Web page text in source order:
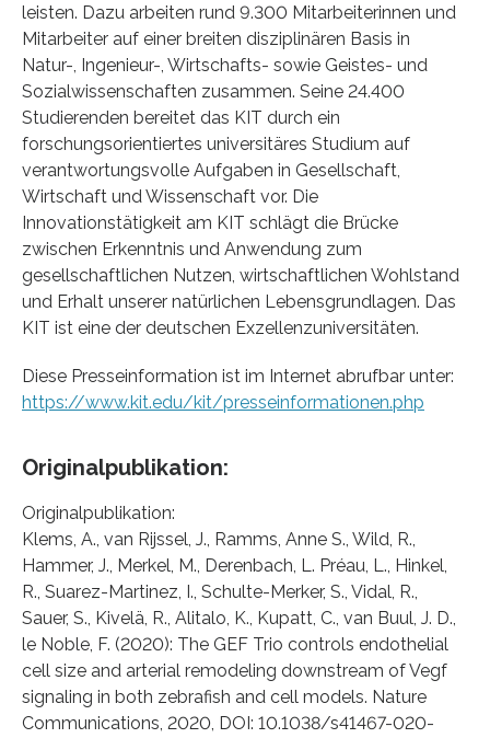
leisten. Dazu arbeiten rund 9.300 Mitarbeiterinnen und
Mitarbeiter auf einer breiten disziplinären Basis in
Natur-, Ingenieur-, Wirtschafts- sowie Geistes- und
Sozialwissenschaften zusammen. Seine 24.400
Studierenden bereitet das KIT durch ein
forschungsorientiertes universitäres Studium auf
verantwortungsvolle Aufgaben in Gesellschaft,
Wirtschaft und Wissenschaft vor. Die
Innovationstätigkeit am KIT schlägt die Brücke
zwischen Erkenntnis und Anwendung zum
gesellschaftlichen Nutzen, wirtschaftlichen Wohlstand
und Erhalt unserer natürlichen Lebensgrundlagen. Das
KIT ist eine der deutschen Exzellenzuniversitäten.
Diese Presseinformation ist im Internet abrufbar unter:
https://www.kit.edu/kit/presseinformationen.php
Originalpublikation:
Originalpublikation:
Klems, A., van Rijssel, J., Ramms, Anne S., Wild, R.,
Hammer, J., Merkel, M., Derenbach, L. Préau, L., Hinkel,
R., Suarez-Martinez, I., Schulte-Merker, S., Vidal, R.,
Sauer, S., Kivelä, R., Alitalo, K., Kupatt, C., van Buul, J. D.,
le Noble, F. (2020): The GEF Trio controls endothelial
cell size and arterial remodeling downstream of Vegf
signaling in both zebrafish and cell models. Nature
Communications, 2020, DOI: 10.1038/s41467-020-